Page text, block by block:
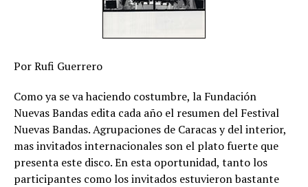
Por Rufi Guerrero
Como ya se va haciendo costumbre, la Fundación
Nuevas Bandas edita cada año el resumen del Festival
Nuevas Bandas. Agrupaciones de Caracas y del interior,
mas invitados internacionales son el plato fuerte que
presenta este disco. En esta oportunidad, tanto los
participantes como los invitados estuvieron bastante